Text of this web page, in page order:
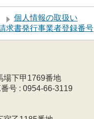
個人情報の取扱い
書発行事業者登録番号
場下甲1769番地
号 : 0954-66-3119